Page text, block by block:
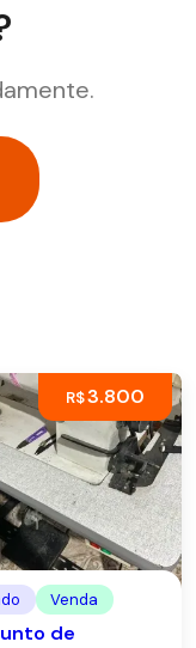
R$3.800
Venda
de